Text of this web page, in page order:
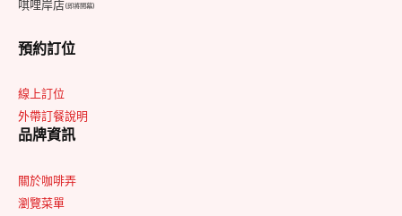
唭哩岸店(即將開幕)
預約訂位
線上訂位
外帶訂餐說明
品牌資訊
關於咖啡弄
瀏覽菜單